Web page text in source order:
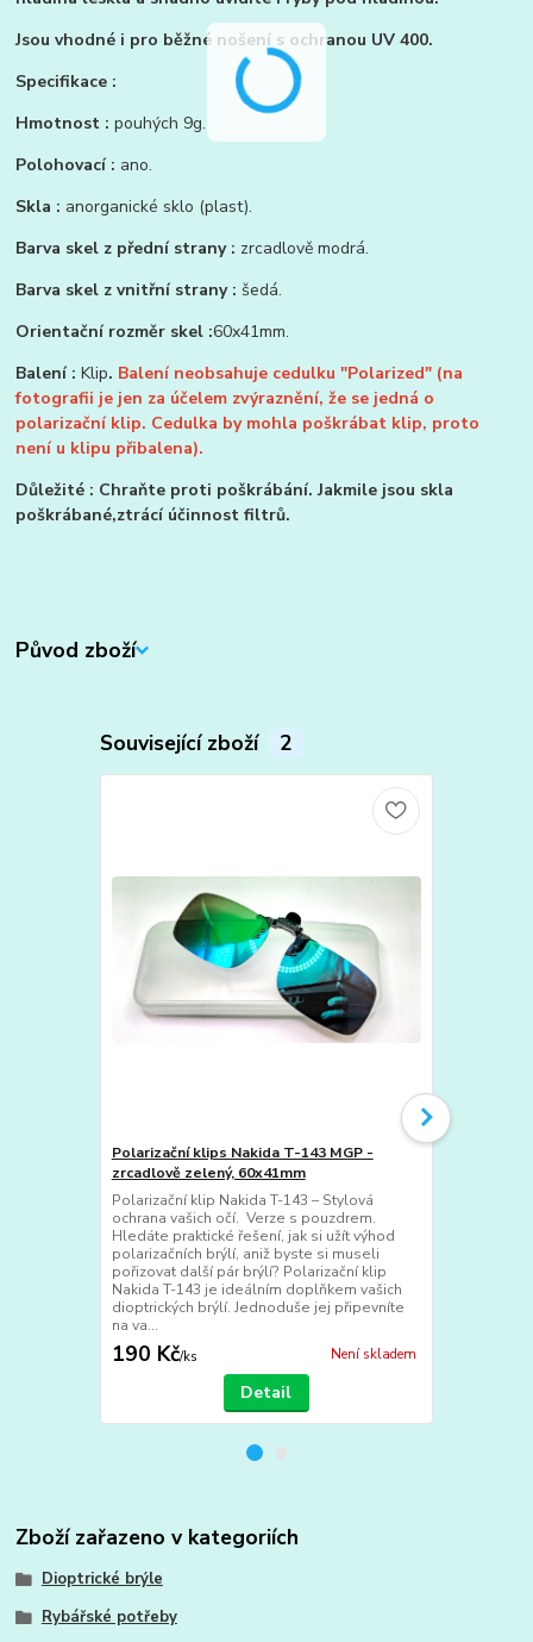
Jsou vhodné i pro běžné nošení s ochranou UV 400.
Specifikace :
Hmotnost :pouhých 9g.
Polohovací : ano.
Skla : anorganické sklo (plast).
Barva skel z přední strany : zrcadlově modrá.
Barva skel z vnitřní strany : šedá.
Orientační rozměr skel :60x41mm.
Balení :Klip. Balení neobsahuje cedulku "Polarized" (na
fotografii je jen za účelem zvýraznění, že se jedná o
polarizační klip. Cedulka by mohla poškrábat klip, proto
není u klipu přibalena).
Důležité : Chraňte proti poškrábání. Jakmile jsou skla
poškrábané,ztrácí účinnost filtrů.
Původ zboží
Související zboží 2
Polarizační klips Nakida T-143 MGP -
zrcadlově zelený, 60x41mm
Polarizační klip Nakida T-143 – Stylová
ochrana vašich očí. Verze s pouzdrem.
Hledáte praktické řešení, jak si užít výhod
polarizačních brýlí, aniž byste si museli
pořizovat další pár brýlí? Polarizační klip
Nakida T-143 je ideálním doplňkem vašich
dioptrických brýlí. Jednoduše jej připevníte
na va...
190 Kč/ks Není skladem
Detail
Zboží zařazeno v kategoriích
Dioptrické brýle
Rybářské potřeby